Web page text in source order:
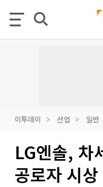
이투데이 산업 일반
LG엔솔, 차
공로자 시상